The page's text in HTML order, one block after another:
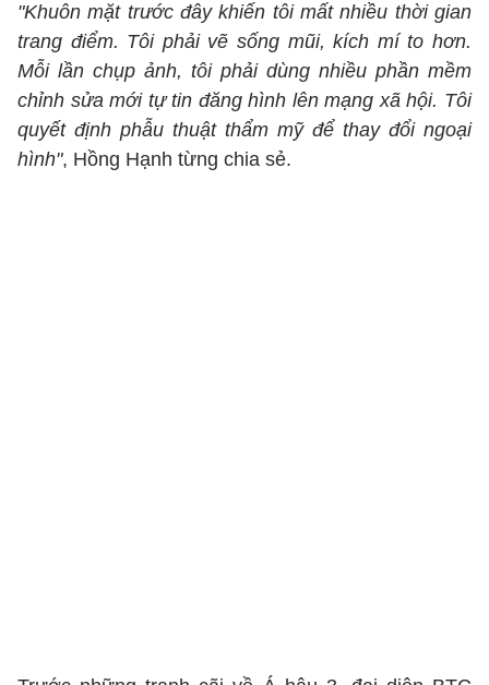
"Khuôn mặt trước đây khiến tôi mất nhiều thời gian
trang điểm. Tôi phải vẽ sống mũi, kích mí to hơn.
Mỗi lần chụp ảnh, tôi phải dùng nhiều phần mềm
chỉnh sửa mới tự tin đăng hình lên mạng xã hội. Tôi
quyết định phẫu thuật thẩm mỹ để thay đổi ngoại
hình", Hồng Hạnh từng chia sẻ.